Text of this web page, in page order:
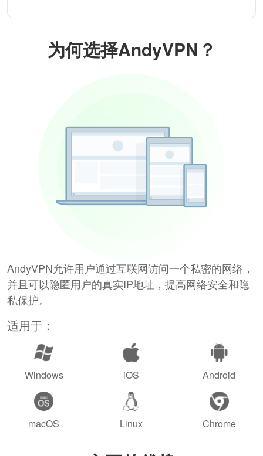
为何选择AndyVPN？
AndyVPN允许用户通过互联网访问一个私密的网络，
并且可以隐匿用户的真实IP地址，提高网络安全和隐
私保护。
适用于：
Windows iOS Android
macOS Linux Chrome